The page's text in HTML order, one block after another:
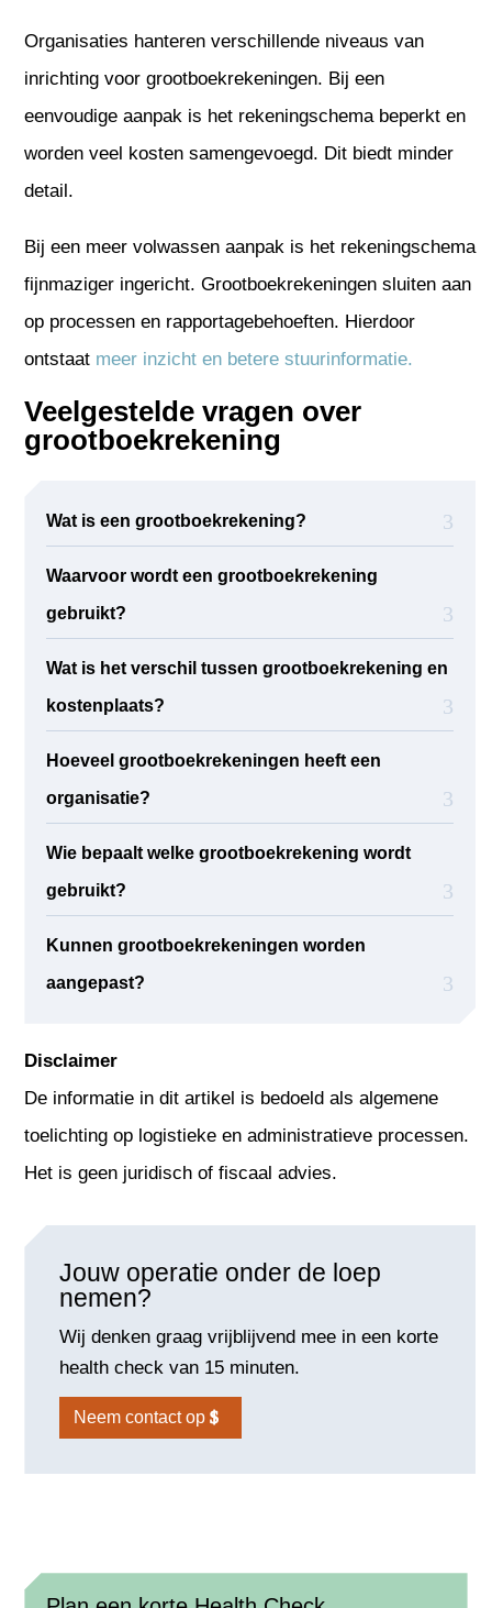
Jouw operatie onder de loep
nemen?
Wij denken graag vrijblijvend mee in een korte
health check van 15 minuten.
Neem contact op
Organisaties hanteren verschillende niveaus van
inrichting voor grootboekrekeningen. Bij een
eenvoudige aanpak is het rekeningschema beperkt en
worden veel kosten samengevoegd. Dit biedt minder
detail.
Bij een meer volwassen aanpak is het rekeningschema
fijnmaziger ingericht. Grootboekrekeningen sluiten aan
op processen en rapportagebehoeften. Hierdoor
ontstaat meer inzicht en betere stuurinformatie.
Veelgestelde vragen over
grootboekrekening
Wat is een grootboekrekening?
Waarvoor wordt een grootboekrekening
gebruikt?
Wat is het verschil tussen grootboekrekening en
kostenplaats?
Hoeveel grootboekrekeningen heeft een
organisatie?
Wie bepaalt welke grootboekrekening wordt
gebruikt?
Kunnen grootboekrekeningen worden
aangepast?
Disclaimer
De informatie in dit artikel is bedoeld als algemene
toelichting op logistieke en administratieve processen.
Het is geen juridisch of fiscaal advies.